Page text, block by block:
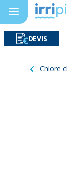
DEVIS
Chlore